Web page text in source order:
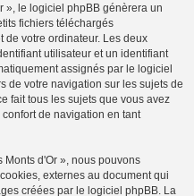
», le logiciel phpBB génèrera un
fichiers téléchargés
de votre ordinateur. Les deux
utilisateur et un identifiant
assignés par le logiciel
de votre navigation sur les sujets de
fait tous les sujets que vous avez
de navigation en tant
Monts d'Or », nous pouvons
externes au document qui
créées par le logiciel phpBB. La